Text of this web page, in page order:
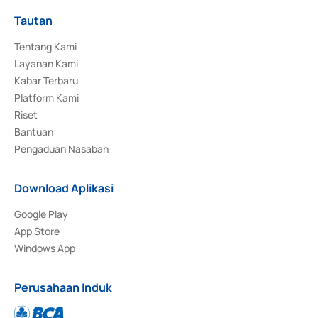
Tautan
Tentang Kami
Layanan Kami
Kabar Terbaru
Platform Kami
Riset
Bantuan
Pengaduan Nasabah
Download Aplikasi
Google Play
App Store
Windows App
Perusahaan Induk